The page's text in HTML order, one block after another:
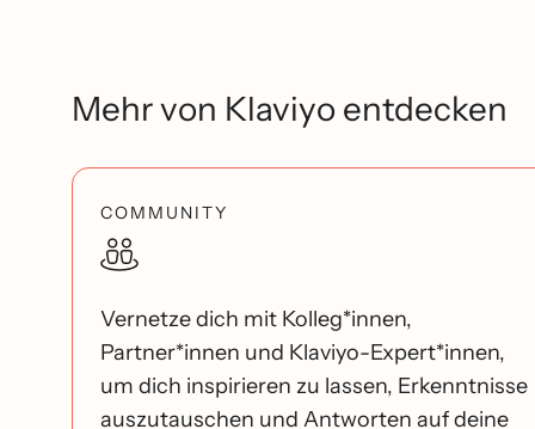
Mehr von Klaviyo entdecken
COMMUNITY
Vernetze dich mit Kolleg*innen,
Partner*innen und Klaviyo-Expert*innen,
um dich inspirieren zu lassen, Erkenntnisse
auszutauschen und Antworten auf deine